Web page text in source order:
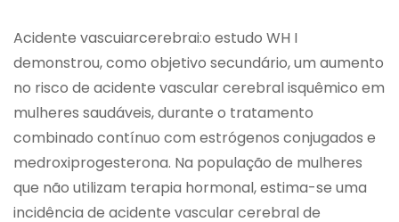
Acidente vascuiarcerebrai:o estudo WH I
demonstrou, como objetivo secundário, um aumento
no risco de acidente vascular cerebral isquêmico em
mulheres saudáveis, durante o tratamento
combinado contínuo com estrógenos conjugados e
medroxiprogesterona. Na população de mulheres
que não utilizam terapia hormonal, estima-se uma
incidência de acidente vascular cerebral de